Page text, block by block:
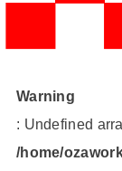
Warning
: Undefined
/home/